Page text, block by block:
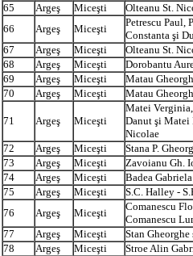
65
Argeş Miceşti
Olteanu St.
66
Argeş Miceşti
Petrescu Paul,
Constanta şi
67
Argeş Miceşti
Olteanu St.
68
Argeş Miceşti
Dorobantu
69
Argeş Miceşti
Matau
70
Argeş Miceşti Matau
71 Argeş Miceşti
Matei
Danut şi Matei
Nicolae
72
Argeş Miceşti
Stana P.
73
Argeş Miceşti
Zavoianu Gh.
74
Argeş Miceşti
Badea
75
Argeş Miceşti
S.C. Halley -
76
Argeş Miceşti
Comanescu
Comanescu
77
Argeş Miceşti
Stan
78
Argeş Miceşti
Stroe Alin